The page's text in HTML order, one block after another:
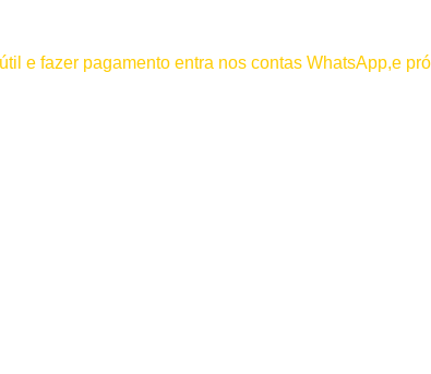
e fazer pagamento entra nos contas WhatsApp,e